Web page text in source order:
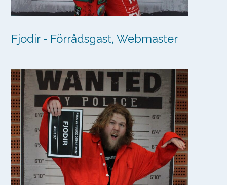
Fjodir - Förrådsgast, Webmaster